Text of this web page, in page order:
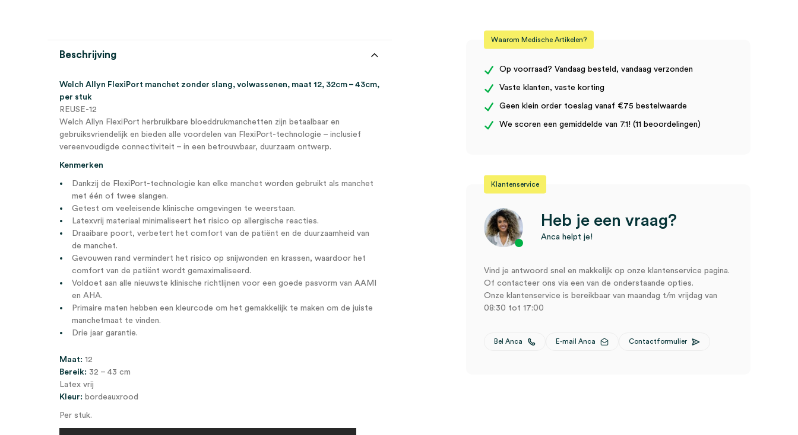
12,
32cm
(1)
aantal
Beschrijving
Welch Allyn FlexiPort manchet zonder slang, volwassenen, maat 12, 32cm – 43cm,
per stuk
REUSE-12
Welch Allyn FlexiPort herbruikbare bloeddrukmanchetten zijn betaalbaar en
gebruiksvriendelijk en bieden alle voordelen van FlexiPort-technologie – inclusief
vereenvoudigde connectiviteit – in een betrouwbaar, duurzaam ontwerp.
Kenmerken
Dankzij de FlexiPort-technologie kan elke manchet worden gebruikt als manchet
met één of twee slangen.
Getest om veeleisende klinische omgevingen te weerstaan.
Latexvrij materiaal minimaliseert het risico op allergische reacties.
Draaibare poort, verbetert het comfort van de patiënt en de duurzaamheid van
de manchet.
Gevouwen rand vermindert het risico op snijwonden en krassen, waardoor het
comfort van de patiënt wordt gemaximaliseerd.
Voldoet aan alle nieuwste klinische richtlijnen voor een goede pasvorm van AAMI
en AHA.
Primaire maten hebben een kleurcode om het gemakkelijk te maken om de juiste
manchetmaat te vinden.
Drie jaar garantie.
Maat: 12
Bereik: 32 – 43 cm
Latex vrij
Kleur: bordeauxrood
Per stuk.
Waarom Medische Artikelen?
Op voorraad? Vandaag besteld, vandaag verzonden
Vaste klanten, vaste korting
Geen klein order toeslag vanaf €75 bestelwaarde
We scoren een gemiddelde van 7.1! (11 beoordelingen)
Klantenservice
Heb je een vraag?
Anca helpt je!
Vind je antwoord snel en makkelijk op onze klantenservice pagina.
Of contacteer ons via een van de onderstaande opties.
Onze klantenservice is bereikbaar van maandag t/m vrijdag van
08:30 tot 17:00
Bel Anca E-mail Anca Contactformulier